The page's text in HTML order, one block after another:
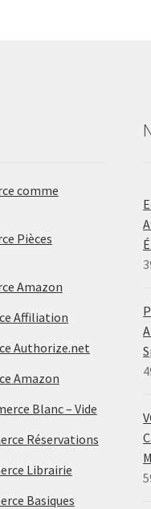
comme
Pièces
Amazon
Affiliation
Authorize.net
Amazon
Blanc – Vide
Réservations
Librairie
Basiques